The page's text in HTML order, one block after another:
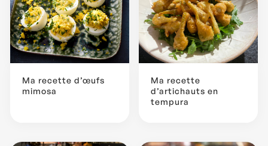
Ma recette d’œufs
mimosa
Ma recette
d’artichauts en
tempura